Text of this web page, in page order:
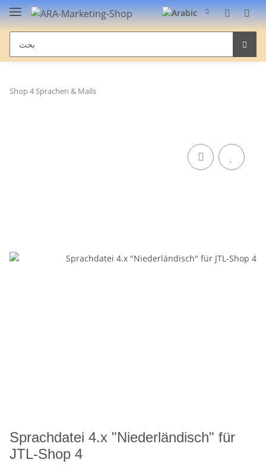
Shop 4 Sprachen & Mails
Sprachdatei 4.x "Niederländisch" für
JTL-Shop 4